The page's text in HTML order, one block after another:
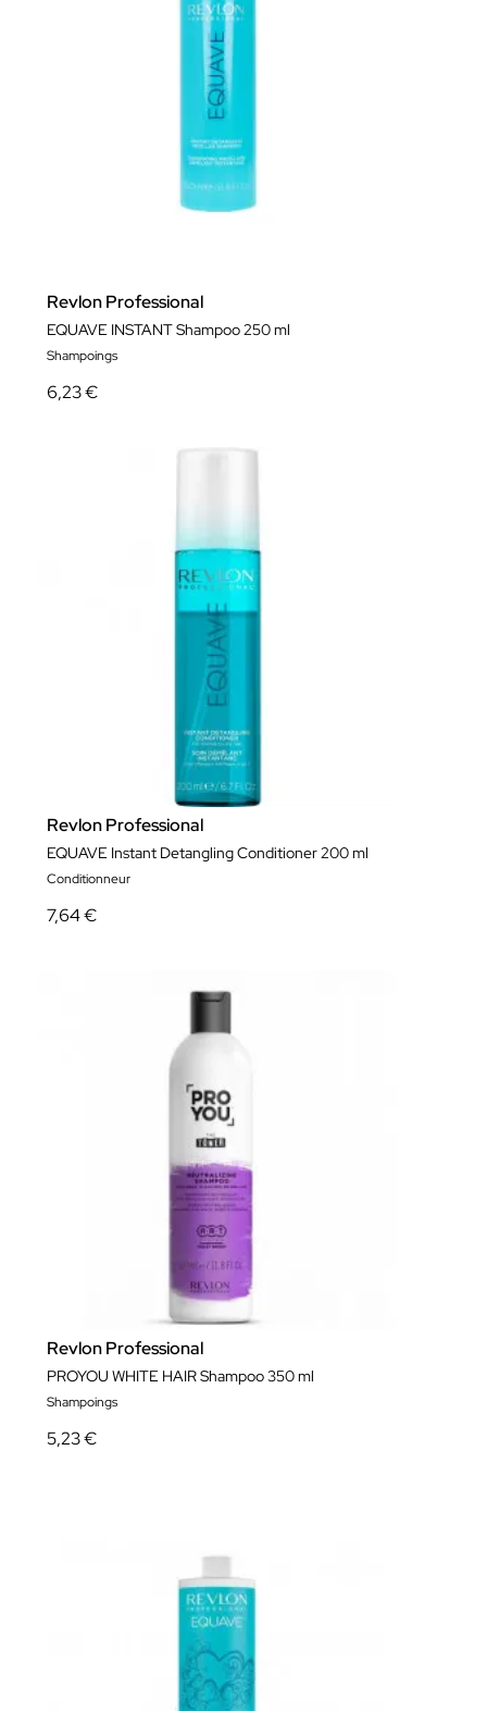
Revlon Professional
EQUAVE INSTANT Shampoo 250 ml
Shampoings
6,23 €
Revlon Professional
EQUAVE Instant Detangling Conditioner 200 ml
Conditionneur
7,64 €
Revlon Professional
PROYOU WHITE HAIR Shampoo 350 ml
Shampoings
5,23 €